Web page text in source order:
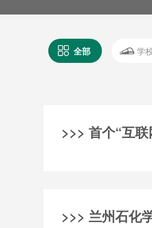
全部 学
>>> 首个“互
>>> 兰州石化